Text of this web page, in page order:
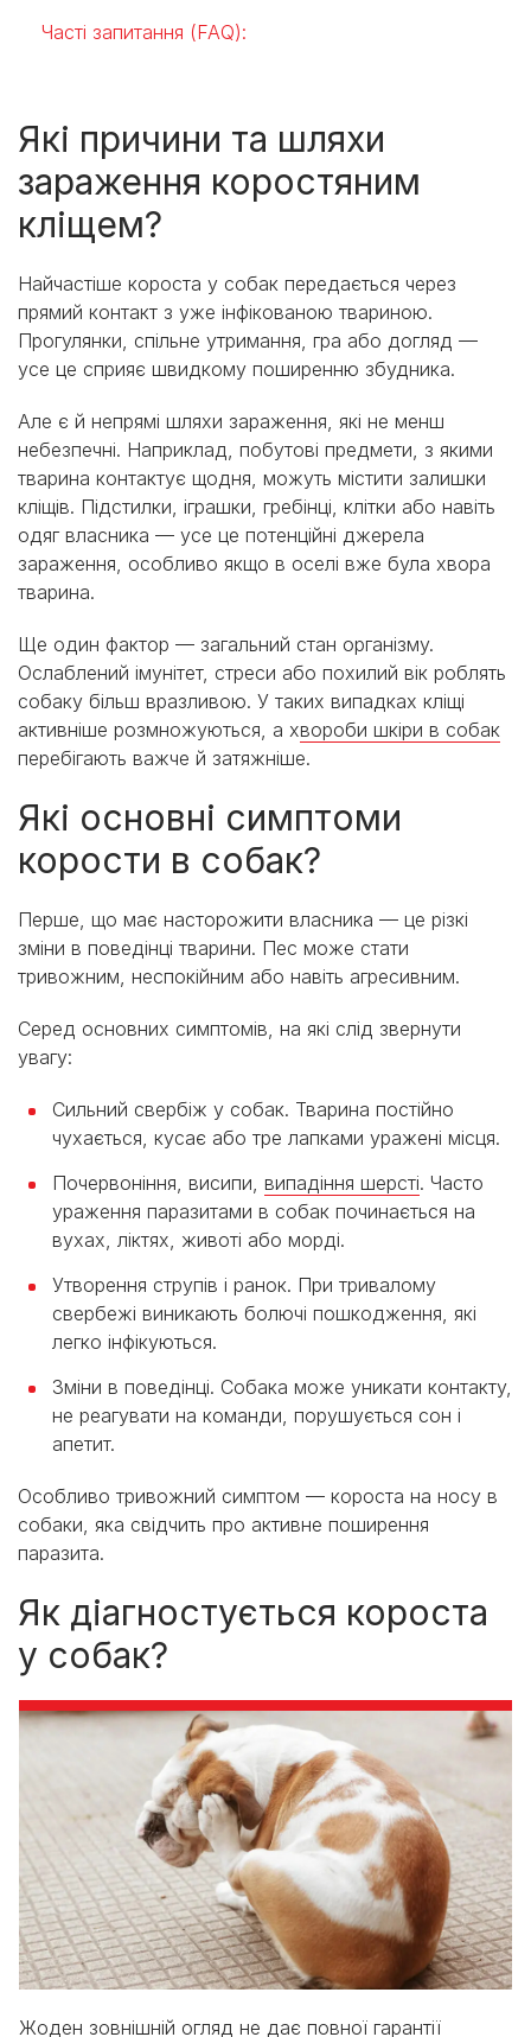
Часті запитання (FAQ):
Які причини та шляхи
зараження коростяним
кліщем?
Найчастіше короста у собак передається через
прямий контакт з уже інфікованою твариною.
Прогулянки, спільне утримання, гра або догляд —
усе це сприяє швидкому поширенню збудника.
Але є й непрямі шляхи зараження, які не менш
небезпечні. Наприклад, побутові предмети, з якими
тварина контактує щодня, можуть містити залишки
кліщів. Підстилки, іграшки, гребінці, клітки або навіть
одяг власника — усе це потенційні джерела
зараження, особливо якщо в оселі вже була хвора
тварина.
Ще один фактор — загальний стан організму.
Ослаблений імунітет, стреси або похилий вік роблять
собаку більш вразливою. У таких випадках кліщі
активніше розмножуються, а хвороби шкіри в собак
перебігають важче й затяжніше.
Які основні симптоми
корости в собак?
Перше, що має насторожити власника — це різкі
зміни в поведінці тварини. Пес може стати
тривожним, неспокійним або навіть агресивним.
Серед основних симптомів, на які слід звернути
увагу:
Сильний свербіж у собак. Тварина постійно
чухається, кусає або тре лапками уражені місця.
Почервоніння, висипи, випадіння шерсті. Часто
ураження паразитами в собак починається на
вухах, ліктях, животі або морді.
Утворення струпів і ранок. При тривалому
свербежі виникають болючі пошкодження, які
легко інфікуються.
Зміни в поведінці. Собака може уникати контакту,
не реагувати на команди, порушується сон і
апетит.
Особливо тривожний симптом — короста на носу в
собаки, яка свідчить про активне поширення
паразита.
Як діагностується короста
у собак?
Жоден зовнішній огляд не дає повної гарантії